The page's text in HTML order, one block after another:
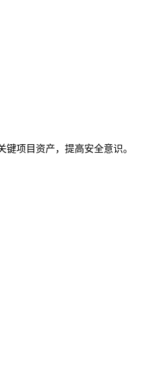
键项目资产，提高安全意识。